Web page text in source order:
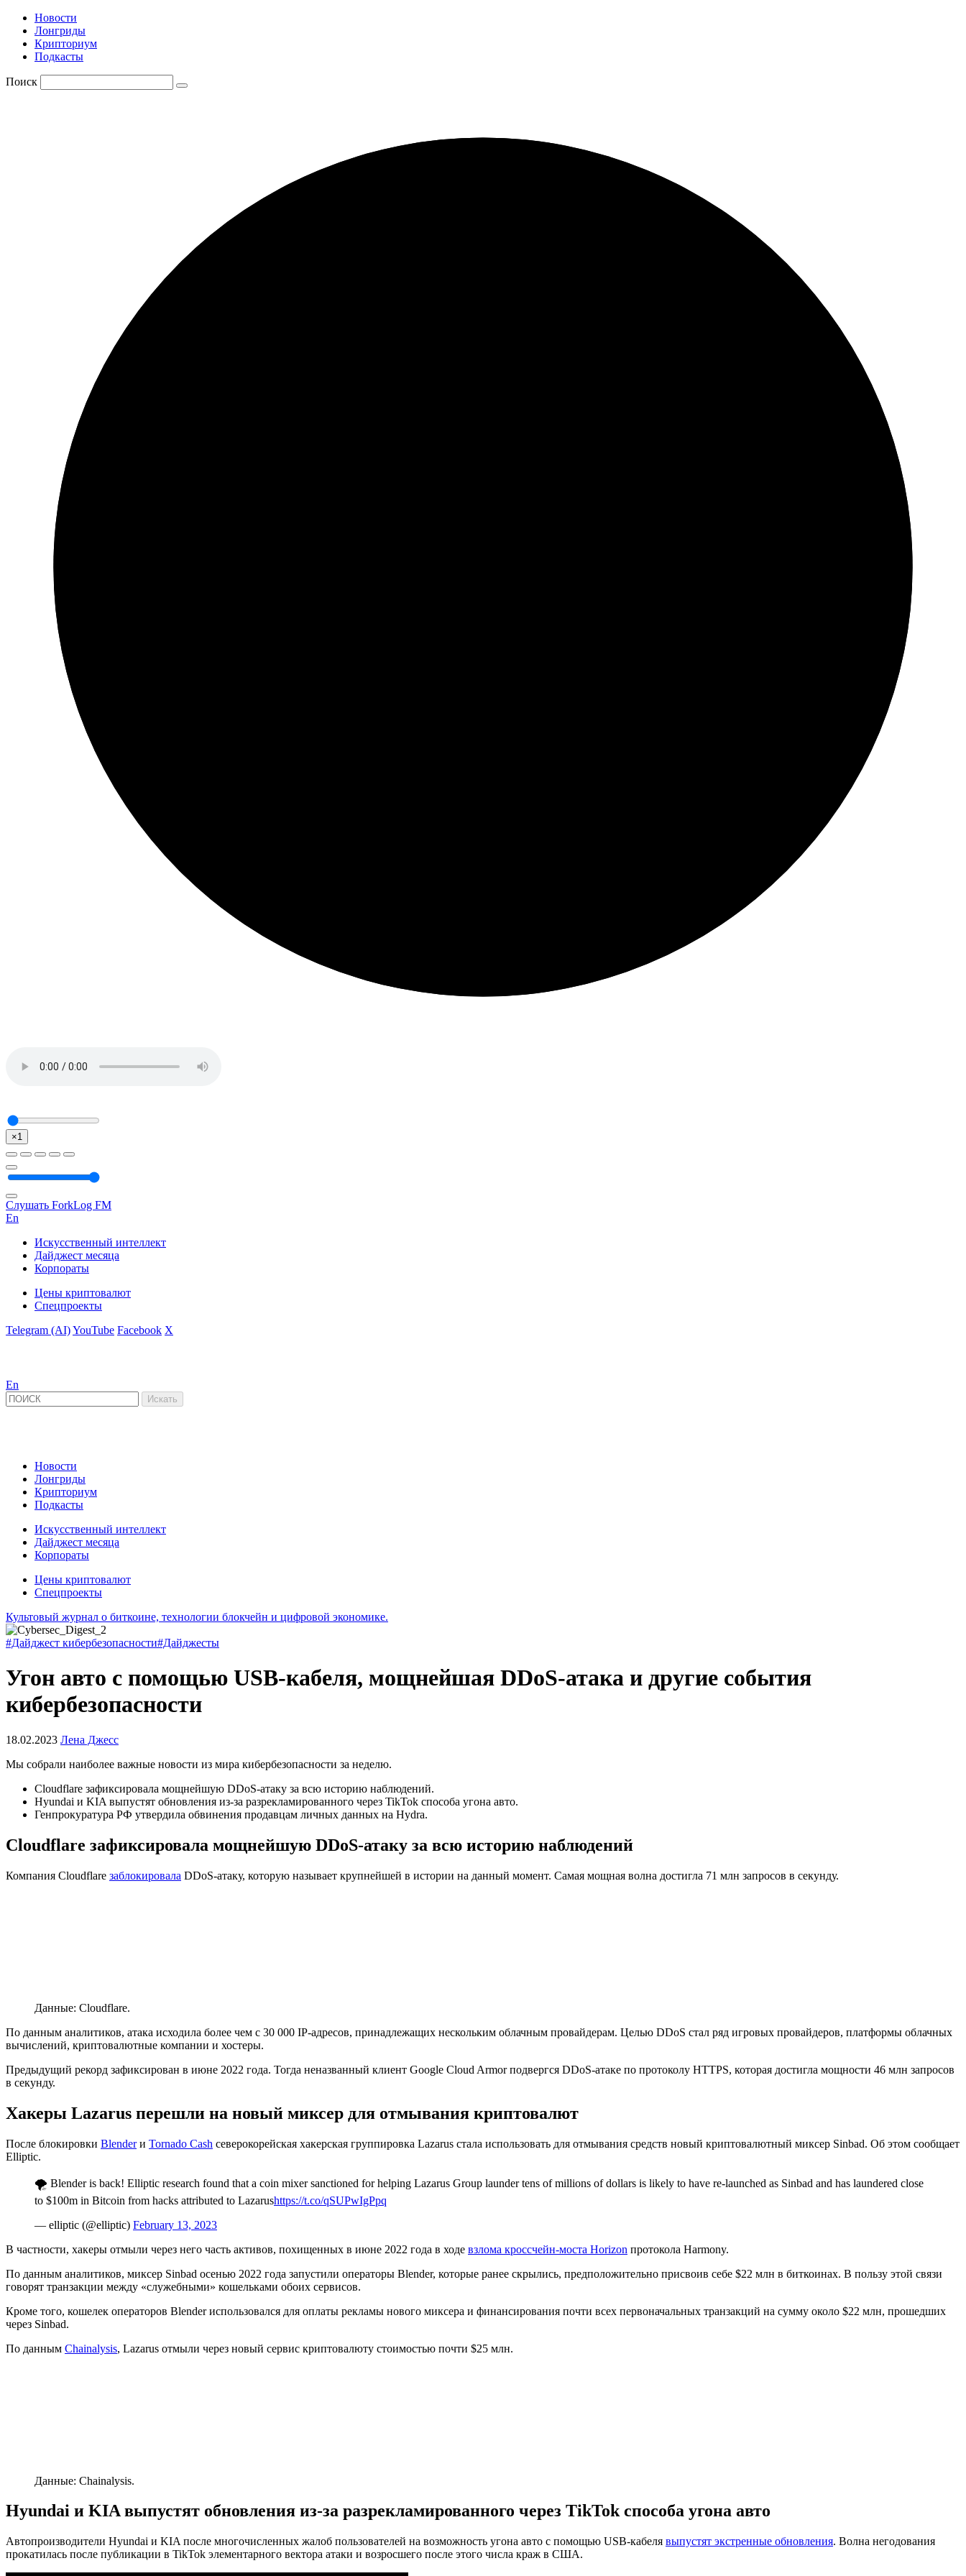
Новости
Лонгриды
Крипториум
Подкасты
Поиск
×1
Слушать ForkLog FM
En
Искусственный интеллект
Дайджест месяца
Корпораты
Цены криптовалют
Спецпроекты
Telegram (AI)YouTube Facebook X
En
Новости
Лонгриды
Крипториум
Подкасты
Искусственный интеллект
Дайджест месяца
Корпораты
Цены криптовалют
Спецпроекты
Культовый журнал о биткоине, технологии блокчейн и цифровой экономике.
#Дайджест кибербезопасности#Дайджесты
Угон авто с помощью USB-кабеля, мощнейшая DDoS-атака и другие события
кибербезопасности
18.02.2023 Лена Джесс
Мы собрали наиболее важные новости из мира кибербезопасности за неделю.
Cloudflare зафиксировала мощнейшую DDoS-атаку за всю историю наблюдений.
Hyundai и KIA выпустят обновления из-за разрекламированного через TikTok способа угона авто.
Генпрокуратура РФ утвердила обвинения продавцам личных данных на Hydra.
Cloudflare зафиксировала мощнейшую DDoS-атаку за всю историю наблюдений
Компания Cloudflare заблокировала DDoS-атаку, которую называет крупнейшей в истории на данный момент. Самая мощная волна достигла 71 млн запросов в секунду.
Данные: Cloudflare.
По данным аналитиков, атака исходила более чем с 30 000 IP-адресов, принадлежащих нескольким облачным провайдерам. Целью DDoS стал ряд игровых провайдеров, платформы облачных
вычислений, криптовалютные компании и хостеры.
Предыдущий рекорд зафиксирован в июне 2022 года. Тогда неназванный клиент Google Cloud Armor подвергся DDoS-атаке по протоколу HTTPS, которая достигла мощности 46 млн запросов
в секунду.
Хакеры Lazarus перешли на новый миксер для отмывания криптовалют
После блокировки Blenderи Tornado Cash северокорейская хакерская группировка Lazarus стала использовать для отмывания средств новый криптовалютный миксер Sinbad. Об этом сообщает
Elliptic.
🌪️ Blender is back! Elliptic research found that a coin mixer sanctioned for helping Lazarus Group launder tens of millions of dollars is likely to have re-launched as Sinbad and has laundered close
to $100m in Bitcoin from hacks attributed to Lazarushttps://t.co/qSUPwIgPpq
— elliptic (@elliptic) February 13, 2023
В частности, хакеры отмыли через него часть активов, похищенных в июне 2022 года в ходе взлома кроссчейн-моста Horizon протокола Harmony.
По данным аналитиков, миксер Sinbad осенью 2022 года запустили операторы Blender, которые ранее скрылись, предположительно присвоив себе $22 млн в биткоинах. В пользу этой связи
говорят транзакции между «служебными» кошельками обоих сервисов.
Кроме того, кошелек операторов Blender использовался для оплаты рекламы нового миксера и финансирования почти всех первоначальных транзакций на сумму около $22 млн, прошедших
через Sinbad.
По данным Chainalysis, Lazarus отмыли через новый сервис криптовалюту стоимостью почти $25 млн.
Данные: Chainalysis.
Hyundai и KIA выпустят обновления из-за разрекламированного через TikTok способа угона авто
Автопроизводители Hyundai и KIA после многочисленных жалоб пользователей на возможность угона авто с помощью USB-кабеля выпустят экстренные обновления. Волна негодования
прокатилась после публикации в TikTok элементарного вектора атаки и возросшего после этого числа краж в США.